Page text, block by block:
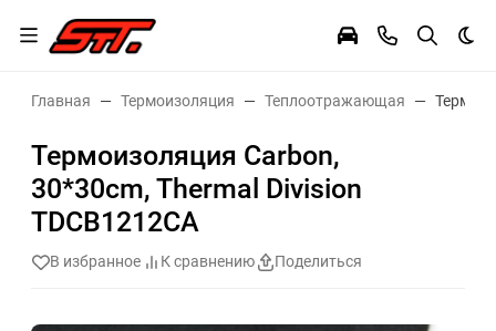
Главная Термоизоляция Теплоотражающая
Термоизоляция Carbon,
30*30cm, Thermal Division
TDCB1212CA
В избранное К сравнению Поделиться